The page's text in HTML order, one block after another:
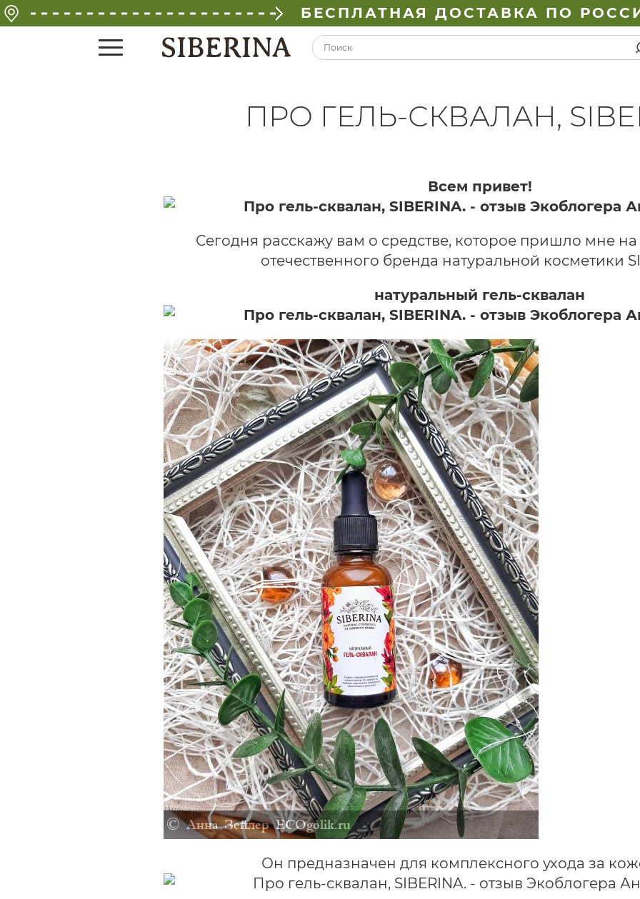
БЕСПЛАТНАЯ ДОСТАВКА ПО
ПРО ГЕЛЬ-СКВАЛАН,
Всем привет!
Сегодня расскажу вам о средстве, которое пришло мне на
отечественного бренда натуральной косметики
натуральный гель-сквалан
Он предназначен для комплексного ухода за